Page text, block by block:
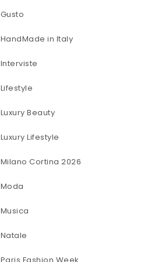
Gusto
HandMade in Italy
Interviste
Lifestyle
Luxury Beauty
Luxury Lifestyle
Milano Cortina 2026
Moda
Musica
Natale